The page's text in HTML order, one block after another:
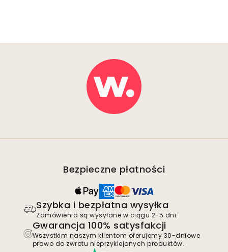
Bezpieczne płatności
Szybka i bezpłatna wysyłka
Zamówienia są wysyłane w ciągu 2-5 dni.
Gwarancja 100% satysfakcji
Wszystkim naszym klientom oferujemy 30-dniowe
prawo do zwrotu nieprzyklejonych produktów.